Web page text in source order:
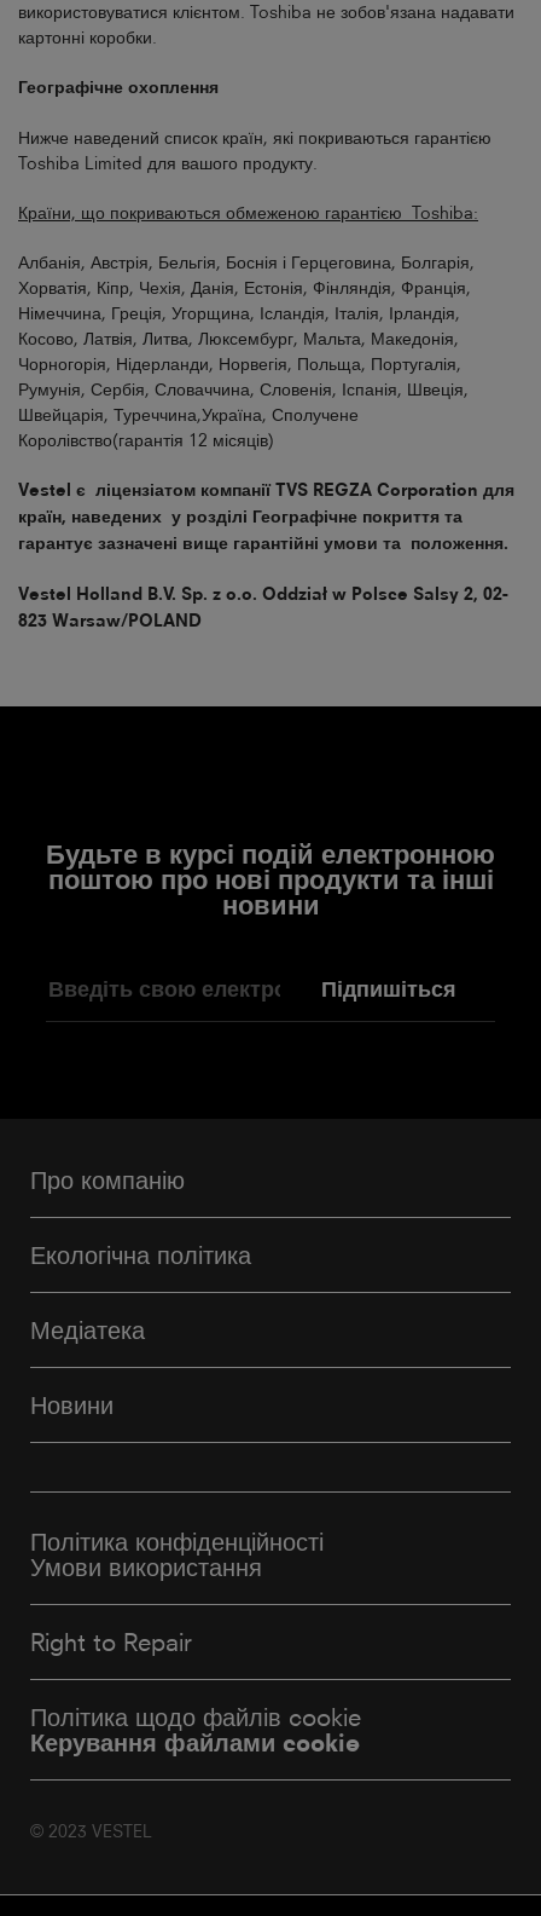
використовуватися клієнтом. Toshiba не зобов'язана надавати
картонні коробки.
Географічне охоплення
Нижче наведений список країн, які покриваються гарантією
Toshiba Limited для вашого продукту.
Країни, що покриваються обмеженою гарантією Toshiba:
Албанія, Австрія, Бельгія, Боснія і Герцеговина, Болгарія,
Хорватія, Кіпр, Чехія, Данія, Естонія, Фінляндія, Франція,
Німеччина, Греція, Угорщина, Ісландія, Італія, Ірландія,
Косово, Латвія, Литва, Люксембург, Мальта, Македонія,
Чорногорія, Нідерланди, Норвегія, Польща, Португалія,
Румунія, Сербія, Словаччина, Словенія, Іспанія, Швеція,
Швейцарія, Туреччина,Україна, Сполучене
Королівство(гарантія 12 місяців)
Vestel є ліцензіатом компанії TVS REGZA Corporation для
країн, наведених у розділі Географічне покриття та
гарантує зазначені вище гарантійні умови та положення.
Vestel Holland B.V. Sp. z o.o. Oddział w Polsce Salsy 2, 02-
823 Warsaw/POLAND
Будьте в курсі подій електронною
поштою про нові продукти та інші
новини
Підпишіться
Про компанію
Екологічна політика
Медіатека
Новини
Політика конфіденційності
Умови використання
Right to Repair
Політика щодо файлів cookie
Керування файлами cookie
© 2023 VESTEL